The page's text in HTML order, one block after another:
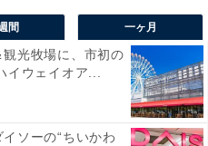
間 一ヶ月
観光牧場に、市初の
イウェイオア...
イソーの“ちいかわ